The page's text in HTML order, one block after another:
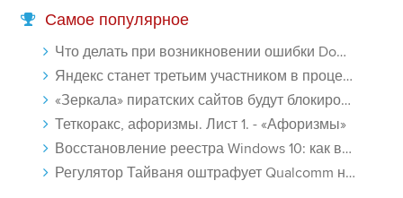
Самое популярное
Что делать при возникновении ошибки Download interrupted в Chrome - «Windows»
Яндекс станет третьим участником в процессе ФАС против Google - «Интернет»
«Зеркала» пиратских сайтов будут блокироваться! - «Интернет»
Теткоракс, афоризмы. Лист 1. - «Афоризмы»
Восстановление реестра Windows 10: как восстановить реестр Виндовс 10 - «Windows»
Регулятор Тайваня оштрафует Qualcomm на $774 млн - «Новости сети»